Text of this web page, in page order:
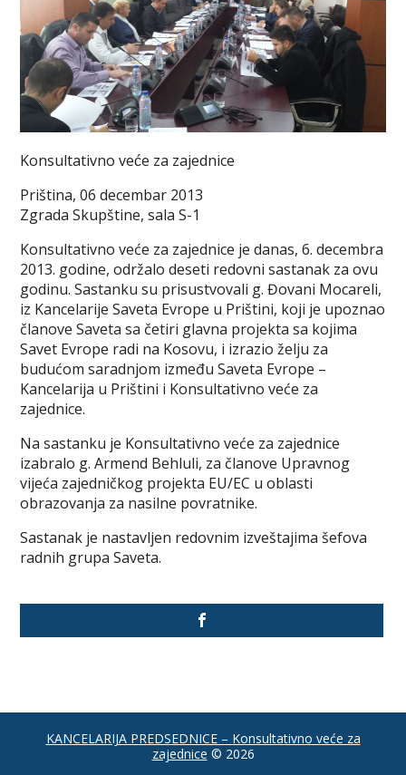
Konsultativno veće za zajednice
Priština, 06 decembar 2013
Zgrada Skupštine, sala S-1
Konsultativno veće za zajednice je danas, 6. decembra
2013. godine, održalo deseti redovni sastanak za ovu
godinu. Sastanku su prisustvovali g. Đovani Mocareli,
iz Kancelarije Saveta Evrope u Prištini, koji je upoznao
članove Saveta sa četiri glavna projekta sa kojima
Savet Evrope radi na Kosovu, i izrazio želju za
budućom saradnjom između Saveta Evrope –
Kancelarija u Prištini i Konsultativno veće za
zajednice.
Na sastanku je Konsultativno veće za zajednice
izabralo g. Armend Behluli, za članove Upravnog
vijeća zajedničkog projekta EU/EC u oblasti
obrazovanja za nasilne povratnike.
Sastanak je nastavljen redovnim izveštajima šefova
radnih grupa Saveta.
KANCELARIJA PREDSEDNICE – Konsultativno veće za
zajednice © 2026